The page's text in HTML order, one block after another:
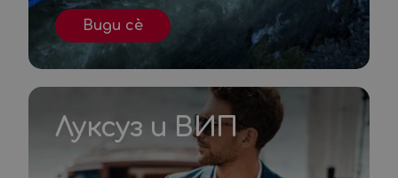
Види сè
Луксуз и ВИП